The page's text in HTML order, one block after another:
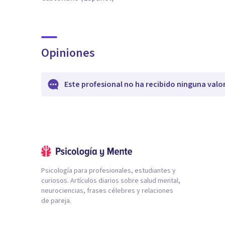
Opiniones
Este profesional no ha recibido ninguna
Psicología para profesionales, estudiantes y
curiosos. Artículos diarios sobre salud mental,
neurociencias, frases célebres y relaciones
de pareja.